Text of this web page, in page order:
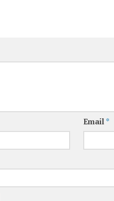
Email *